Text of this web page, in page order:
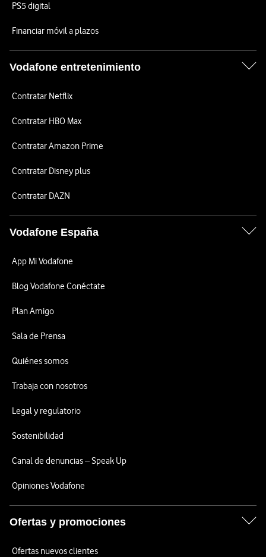
PS5 digital
Financiar móvil a plazos
Vodafone entretenimiento
Contratar Netflix
Contratar HBO Max
Contratar Amazon Prime
Contratar Disney plus
Contratar DAZN
Vodafone España
App Mi Vodafone
Blog Vodafone Conéctate
Plan Amigo
Sala de Prensa
Quiénes somos
Trabaja con nosotros
Legal y regulatorio
Sostenibilidad
Canal de denuncias – Speak Up
Opiniones Vodafone
Ofertas y promociones
Ofertas nuevos clientes